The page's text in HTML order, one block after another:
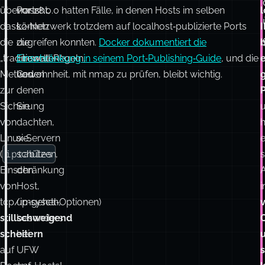
überrascht,
dass
die
„traditionellen“
Methoden
zur
Sicherung
von
Linux‑Servern
( iptables ,
Einschränkung
von
tcp/ip‑sysctl‑Optionen)
stillschweigend
scheitern
auf
Ports
können
die
Firewall‑Regeln,
von
denen
Sie
dachten,
sie
schützen
den
Host,
umgehen,
besonders
bei
UFW
vor 28.0.0 hatten Fälle, in denen Hosts im selben
L2‑Netzwerk trotzdem auf localhost‑publizierte Ports
zugreifen konnten. Docker dokumentiert die
Einschränkung in seinem Port‑Publishing‑Guide, und die
Gewohnheit, mit nmap zu prüfen, bleibt wichtig.